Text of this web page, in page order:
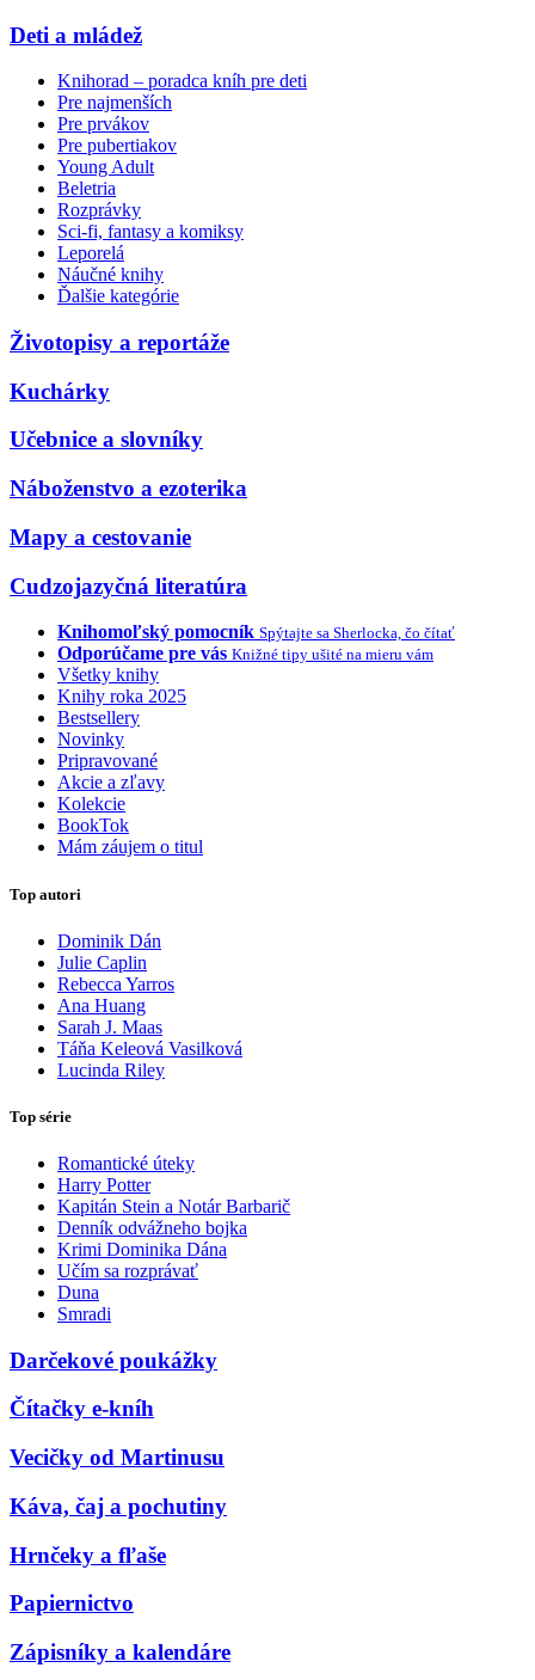
Deti a mládež
Knihorad – poradca kníh pre deti
Pre najmenších
Pre prvákov
Pre pubertiakov
Young Adult
Beletria
Rozprávky
Sci-fi, fantasy a komiksy
Leporelá
Náučné knihy
Ďalšie kategórie
Životopisy a reportáže
Kuchárky
Učebnice a slovníky
Náboženstvo a ezoterika
Mapy a cestovanie
Cudzojazyčná literatúra
Knihomoľský pomocník Spýtajte sa Sherlocka, čo čítať
Odporúčame pre vás Knižné tipy ušité na mieru vám
Všetky knihy
Knihy roka 2025
Bestsellery
Novinky
Pripravované
Akcie a zľavy
Kolekcie
BookTok
Mám záujem o titul
Top autori
Dominik Dán
Julie Caplin
Rebecca Yarros
Ana Huang
Sarah J. Maas
Táňa Keleová Vasilková
Lucinda Riley
Top série
Romantické úteky
Harry Potter
Kapitán Stein a Notár Barbarič
Denník odvážneho bojka
Krimi Dominika Dána
Učím sa rozprávať
Duna
Smradi
Darčekové poukážky
Čítačky e-kníh
Vecičky od Martinusu
Káva, čaj a pochutiny
Hrnčeky a fľaše
Papiernictvo
Zápisníky a kalendáre